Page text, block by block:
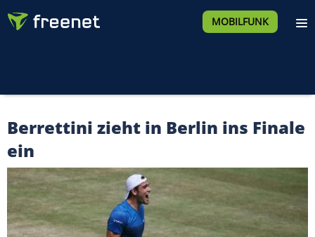
MOBILFUNK
Berrettini zieht in Berlin ins Finale
ein